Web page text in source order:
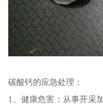
碳酸钙的应急处理：
1、健康危害：从事开采